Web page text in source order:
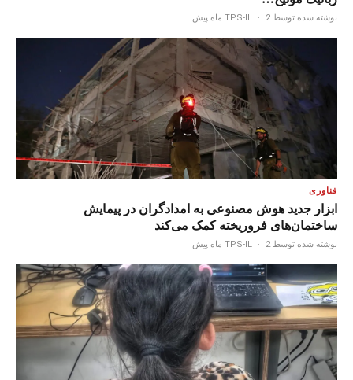
نوشته شده توسط TPS-IL · 2 ماه پیش
فناوری
ابزار جدید هوش مصنوعی به امدادگران در پیمایش
ساختمان‌های فروریخته کمک می‌کند
نوشته شده توسط TPS-IL · 2 ماه پیش